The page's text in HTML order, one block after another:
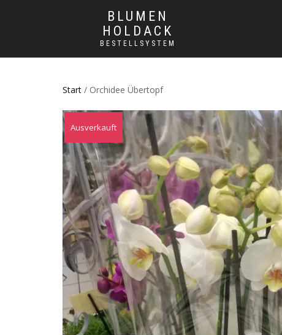
BLUMEN
HOLDACK
BESTELLSYSTEM
Start / Orchidee Übertopf
Ausverkauft